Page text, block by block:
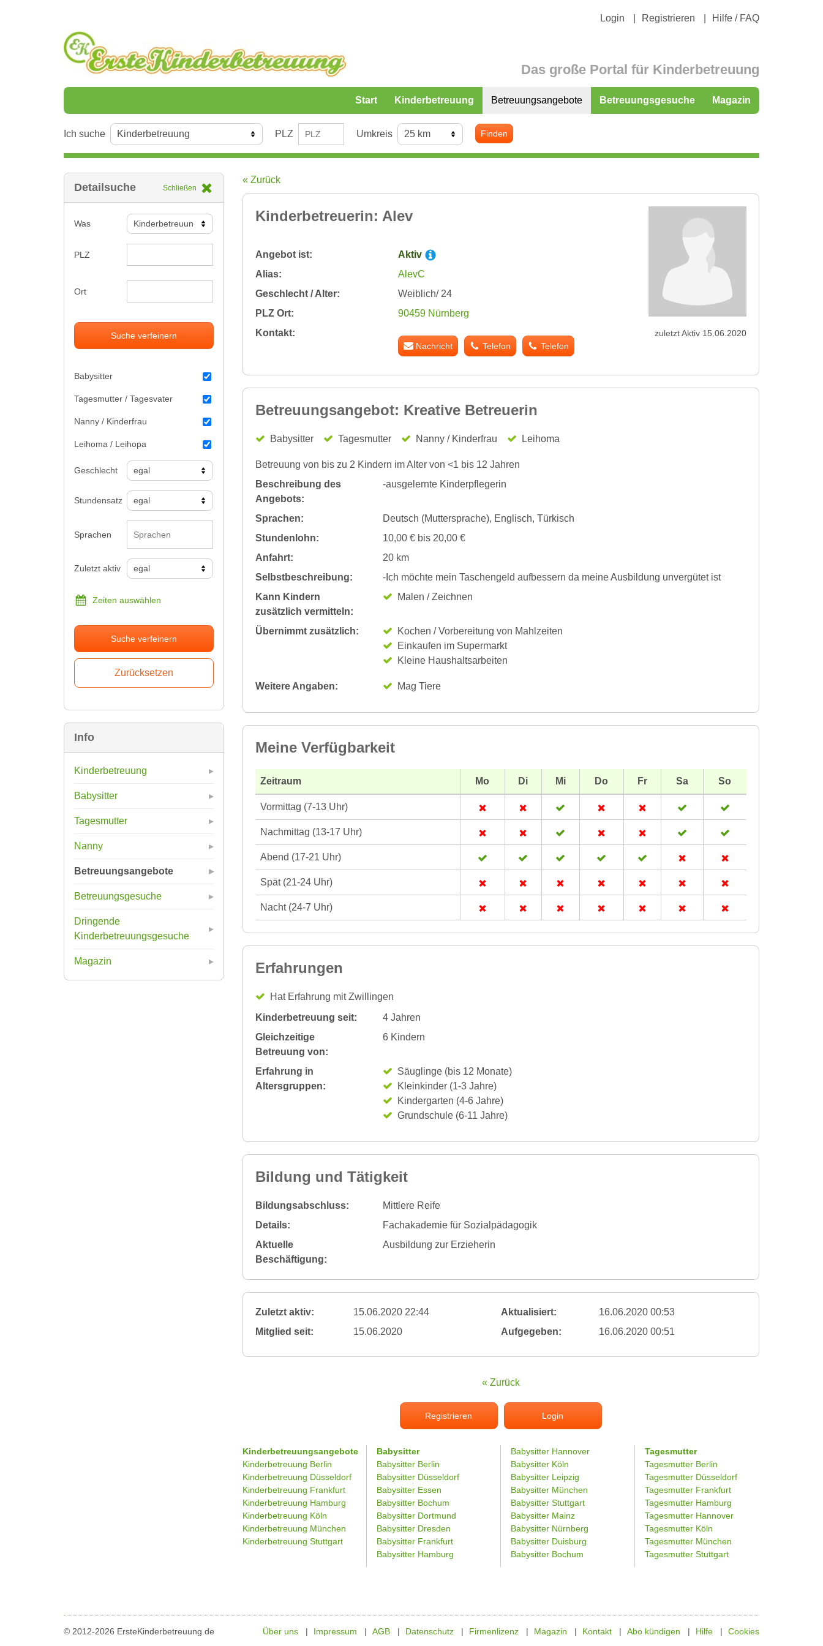
Login Registrieren Hilfe / FAQ
Das große Portal für Kinderbetreuung
Start Kinderbetreuung Betreuungsangebote Betreuungsgesuche Magazin
Ich suche PLZ Umkreis Finden
Detailsuche Schließen
Was
PLZ
Ort
Suche verfeinern
Babysitter
Tagesmutter / Tagesvater
Nanny / Kinderfrau
Leihoma / Leihopa
Geschlecht
Stundensatz
Sprachen
Zuletzt aktiv
Zeiten auswählen
Suche verfeinern
Info
Kinderbetreuung
Babysitter
Tagesmutter
Nanny
Betreuungsangebote
Betreuungsgesuche
Dringende
Kinderbetreuungsgesuche
Magazin
« Zurück
Kinderbetreuerin: Alev
Angebot ist:
Aktiv
Alias:
AlevC
Geschlecht / Alter:
Weiblich/ 24
PLZ Ort:
90459 Nürnberg
Kontakt:
Nachricht Telefon Telefon
zuletzt Aktiv 15.06.2020
Betreuungsangebot: Kreative Betreuerin
Babysitter Tagesmutter Nanny / Kinderfrau Leihoma
Betreuung von bis zu 2 Kindern im Alter von <1 bis 12 Jahren
Beschreibung des
Angebots:
-ausgelernte Kinderpflegerin
Sprachen:
Deutsch (Muttersprache), Englisch, Türkisch
Stundenlohn:
10,00 € bis 20,00 €
Anfahrt:
20 km
Selbstbeschreibung:
-Ich möchte mein Taschengeld aufbessern da meine Ausbildung unvergütet ist
Kann Kindern
zusätzlich vermitteln:
Malen / Zeichnen
Übernimmt zusätzlich:
Kochen / Vorbereitung von Mahlzeiten
Einkaufen im Supermarkt
Kleine Haushaltsarbeiten
Weitere Angaben: Mag Tiere
Meine Verfügbarkeit
Zeitraum Mo Di Mi Do Fr Sa So
Vormittag (7-13 Uhr)
Nachmittag (13-17 Uhr)
Abend (17-21 Uhr)
Spät (21-24 Uhr)
Nacht (24-7 Uhr)
Erfahrungen
Hat Erfahrung mit Zwillingen
Kinderbetreuung seit:
4 Jahren
Gleichzeitige
Betreuung von:
6 Kindern
Erfahrung in
Altersgruppen:
Säuglinge (bis 12 Monate)
Kleinkinder (1-3 Jahre)
Kindergarten (4-6 Jahre)
Grundschule (6-11 Jahre)
Bildung und Tätigkeit
Bildungsabschluss:
Mittlere Reife
Details:
Fachakademie für Sozialpädagogik
Aktuelle
Beschäftigung:
Ausbildung zur Erzieherin
Zuletzt aktiv: 15.06.2020 22:44 Aktualisiert:
16.06.2020 00:53
Mitglied seit:
15.06.2020 Aufgegeben: 16.06.2020 00:51
« Zurück
Registrieren Login
Kinderbetreuungsangebote
Kinderbetreuung Berlin
Kinderbetreuung Düsseldorf
Kinderbetreuung Frankfurt
Kinderbetreuung Hamburg
Kinderbetreuung Köln
Kinderbetreuung München
Kinderbetreuung Stuttgart
Babysitter
Babysitter Berlin
Babysitter Düsseldorf
Babysitter Essen
Babysitter Bochum
Babysitter Dortmund
Babysitter Dresden
Babysitter Frankfurt
Babysitter Hamburg
Babysitter Hannover
Babysitter Köln
Babysitter Leipzig
Babysitter München
Babysitter Stuttgart
Babysitter Mainz
Babysitter Nürnberg
Babysitter Duisburg
Babysitter Bochum
Tagesmutter
Tagesmutter Berlin
Tagesmutter Düsseldorf
Tagesmutter Frankfurt
Tagesmutter Hamburg
Tagesmutter Hannover
Tagesmutter Köln
Tagesmutter München
Tagesmutter Stuttgart
© 2012-2026 ErsteKinderbetreuung.de Über uns Impressum AGB Datenschutz Firmenlizenz Magazin Kontakt Abo kündigen Hilfe Cookies